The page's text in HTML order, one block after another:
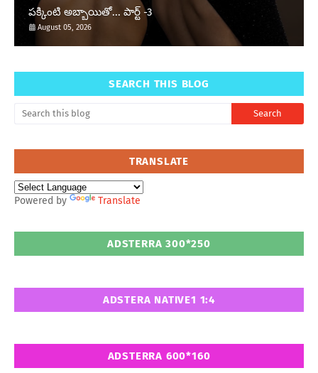
పక్కింటి అబ్బాయితో... పార్ట్ -3
August 05, 2026
SEARCH THIS BLOG
TRANSLATE
Powered by Translate
ADSTERRA 300*250
ADSTERA NATIVE1 1:4
ADSTERRA 600*160